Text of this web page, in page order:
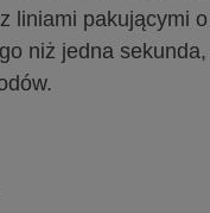
liniami pakującymi o
niż jedna sekunda,